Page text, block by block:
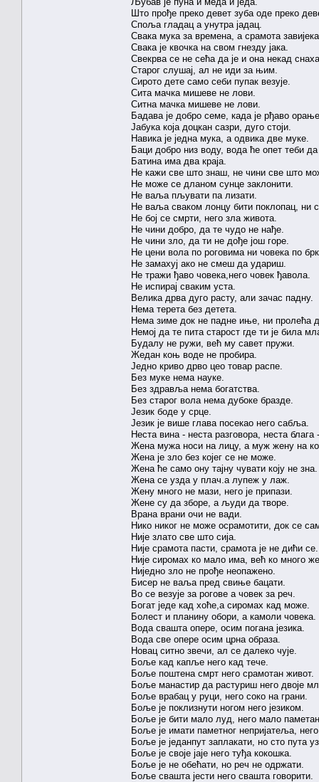
Што прође преко девет зуба оде преко
Споља гладац а унутра јадац.
Свака мука за времена, а срамота
Свака је квочка на свом гнезду јака.
Свекрва се не сећа да је и она некад
Старог слушај, ал не иди за њим.
Сирото дете само себи пупак везује.
Сита мачка мишеве не лови.
Ситна мачка мишеве не лови.
Бадава је добро семе, када је рђаво
Јабука која доцкан сазри, дуго стоји.
Навика је једна мука, а одвика две муке.
Баци добро низ воду, вода ће опет теби
Батина има два краја.
Не кажи све што знаш, не чини све што
Не може се дланом сунце заклонити.
Не ваља пљувати па лизати.
Не ваља сваком лонцу бити поклопац, ни
Не бој се смрти, него зла живота.
Не чини добро, да те чудо не нађе.
Не чини зло, да ти не дође још горе.
Не цени вола по роговима ни човека по
Не замахуј ако не смеш да удариш.
Не тражи ђаво човека,него човек ђавола.
Не испирај сваким уста.
Велика дрва дуго расту, али зачас падну.
Нема терета без детета.
Нема зиме док не падне иње, ни пролећа
Немој да те пита старост где ти је била
Будалу не ружи, већ му савет пружи.
Жедан коњ воде не пробира.
Једно криво дрво цео товар распе.
Без муке нема науке.
Без здравља нема богатства.
Без старог вола нема дубоке бразде.
Језик боде у срце.
Језик је више глава посекао него сабља.
Неста вина - неста разговора, неста блага
Жена мужа носи на лицу, а муж жену на
Жена је зло без којег се не може.
Жена ће само ону тајну чувати коју не зна.
Жена се узда у плач.а лупеж у лаж.
Жену много не мази, него је припази.
Жене су да зборе, а људи да творе.
Врана врани очи не вади.
Нико никог не може осрамотити, док се
Није злато све што сија.
Није срамота пасти, срамота је не дићи се.
Није сиромах ко мало има, већ ко много
Ниједно зло не прође неопажено.
Бисер не ваља пред свиње бацати.
Во се везује за рогове а човек за реч.
Богат једе кад хоће,а сиромах кад може.
Болест и планину обори, а камоли човека.
Вода свашта опере, осим погана језика.
Вода све опере осим црна образа.
Новац ситно звечи, ал се далеко чује.
Боље кад капље него кад тече.
Боље поштена смрт него срамотан живот.
Боље манастир да растуриш него двоје
Боље врабац у руци, него соко на грани.
Боље је поклизнути ногом него језиком.
Боље је бити мало луд, него мало
Боље је имати паметног непријатеља,
Боље је једанпут заплакати, но сто пута
Боље је своје јаје него туђа кокошка.
Боље је не обећати, но реч не одржати.
Боље свашта јести него свашта говорити.